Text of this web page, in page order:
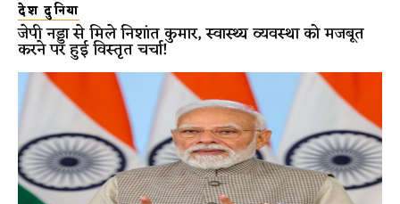
देश दुनिया
जेपी नड्डा से मिले निशांत कुमार, स्वास्थ्य व्यवस्था को मजबूत
करने पर हुई विस्तृत चर्चा!